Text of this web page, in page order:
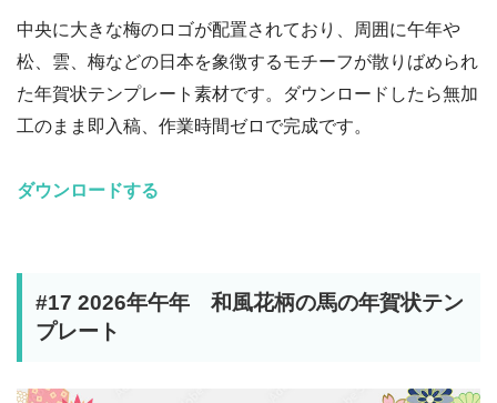
中央に大きな梅のロゴが配置されており、周囲に午年や
松、雲、梅などの日本を象徴するモチーフが散りばめられ
た年賀状テンプレート素材です。ダウンロードしたら無加
工のまま即入稿、作業時間ゼロで完成です。
ダウンロードする
#17 2026年午年 和風花柄の馬の年賀状テン
プレート